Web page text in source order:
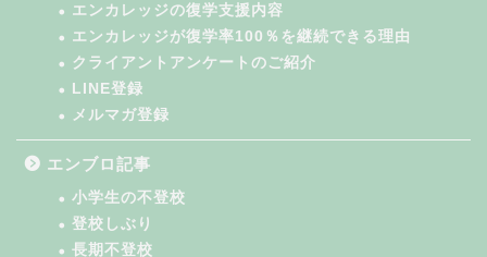
エンカレッジの復学支援内容
エンカレッジが復学率100％を継続できる理由
クライアントアンケートのご紹介
LINE登録
メルマガ登録
エンブロ記事
小学生の不登校
登校しぶり
長期不登校